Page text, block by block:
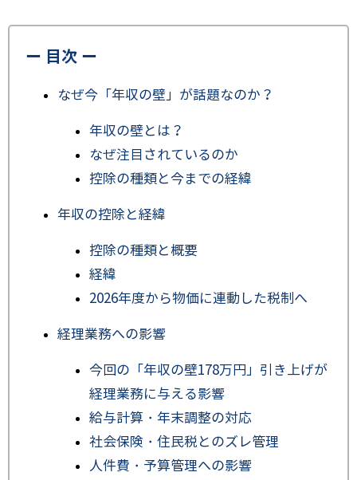
ー 目次 ー
なぜ今「年収の壁」が話題なのか？
年収の壁とは？
なぜ注目されているのか
控除の種類と今までの経緯
年収の控除と経緯
控除の種類と概要
経緯
2026年度から物価に連動した税制へ
経理業務への影響
今回の「年収の壁178万円」引き上げが
経理業務に与える影響
給与計算・年末調整の対応
社会保険・住民税とのズレ管理
人件費・予算管理への影響